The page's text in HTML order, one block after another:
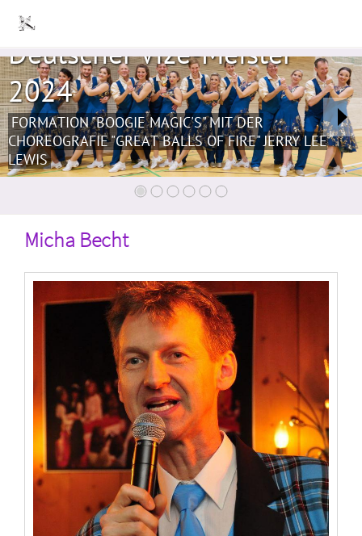
Deutscher Vize-Meister
2024
FORMATION "BOOGIE MAGIC'S" MIT DER
CHOREOGRAFIE "GREAT BALLS OF FIRE" JERRY LEE
LEWIS
Micha Becht